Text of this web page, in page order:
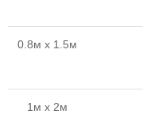
0.8м x 1.5м
1м x 2м